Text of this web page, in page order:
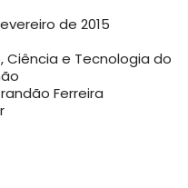
de 2015
Ciência e Tecnologia do
Ferreira